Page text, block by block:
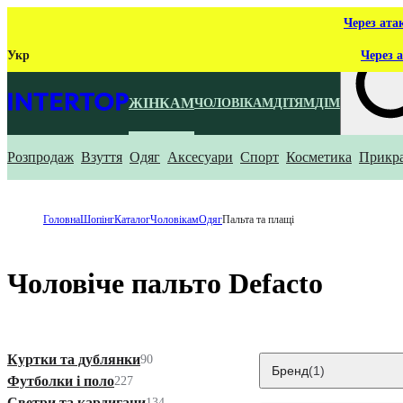
Через
Укр Через
ЖІНКАМЧОЛОВІКАМДІТЯМДІМ
Що ти
Розпродаж Взуття Одяг Аксесуари Спорт Косметика
ГоловнаШопінгКаталогЧоловікамОдягПальта та плащі
Чоловіче пальто Defacto
Куртки та дублянки90
Футболки і поло227
Бренд(1)